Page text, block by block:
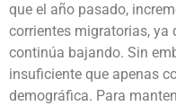
que el año pasado,
corrientes migratorias, ya
continúa bajando. Sin
insuficiente que apenas
demográfica. Para